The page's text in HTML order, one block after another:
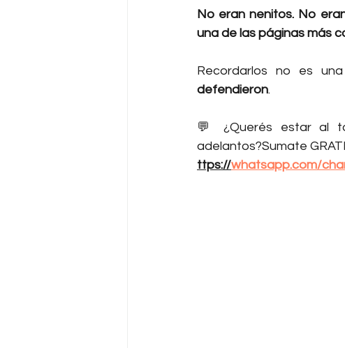
No eran nenitos. No
una de las páginas más
Recordarlos no es
defendieron.
💬 ¿Querés estar al
adelantos?Sumate
ttps://whatsapp.com/